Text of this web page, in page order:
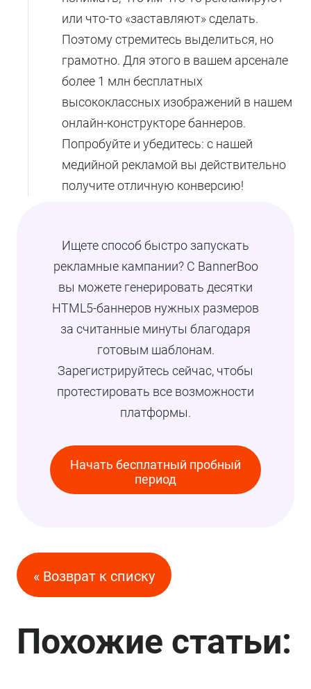
или что-то «заставляют» сделать.
Поэтому стремитесь выделиться, но
грамотно. Для этого в вашем арсенале
более 1 млн бесплатных
высококлассных изображений в нашем
онлайн-конструкторе баннеров.
Попробуйте и убедитесь: с нашей
медийной рекламой вы действительно
получите отличную конверсию!
Ищете способ быстро запускать
рекламные кампании? С BannerBoo
вы можете генерировать десятки
HTML5-баннеров нужных размеров
за считанные минуты благодаря
готовым шаблонам.
Зарегистрируйтесь сейчас, чтобы
протестировать все возможности
платформы.
Начать бесплатный пробный
период
« Возврат к списку
Похожие статьи: